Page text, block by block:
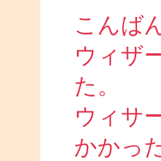
こんば
ウィザ
た。
ウィサ
かかっ